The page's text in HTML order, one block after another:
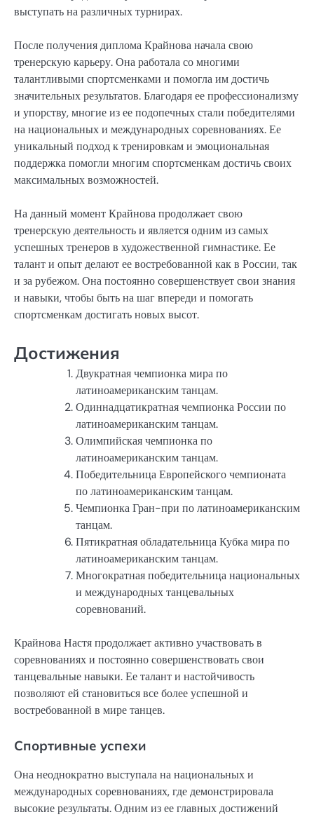
выступать на различных турнирах.
После получения диплома Крайнова начала свою
тренерскую карьеру. Она работала со многими
талантливыми спортсменками и помогла им достичь
значительных результатов. Благодаря ее профессионализму
и упорству, многие из ее подопечных стали победителями
на национальных и международных соревнованиях. Ее
уникальный подход к тренировкам и эмоциональная
поддержка помогли многим спортсменкам достичь своих
максимальных возможностей.
На данный момент Крайнова продолжает свою
тренерскую деятельность и является одним из самых
успешных тренеров в художественной гимнастике. Ее
талант и опыт делают ее востребованной как в России, так
и за рубежом. Она постоянно совершенствует свои знания
и навыки, чтобы быть на шаг впереди и помогать
спортсменкам достигать новых высот.
Достижения
Двукратная чемпионка мира по
латиноамериканским танцам.
Одиннадцатикратная чемпионка России по
латиноамериканским танцам.
Олимпийская чемпионка по
латиноамериканским танцам.
Победительница Европейского чемпионата
по латиноамериканским танцам.
Чемпионка Гран-при по латиноамериканским
танцам.
Пятикратная обладательница Кубка мира по
латиноамериканским танцам.
Многократная победительница национальных
и международных танцевальных
соревнований.
Крайнова Настя продолжает активно участвовать в
соревнованиях и постоянно совершенствовать свои
танцевальные навыки. Ее талант и настойчивость
позволяют ей становиться все более успешной и
востребованной в мире танцев.
Спортивные успехи
Она неоднократно выступала на национальных и
международных соревнованиях, где демонстрировала
высокие результаты. Одним из ее главных достижений